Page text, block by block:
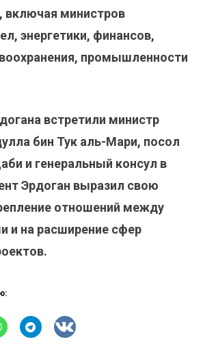
включая министров
энергетики, финансов,
промышленности
встретили министр
бин Тук аль-Мари, посол
и генеральный консул в
Эрдоган выразил свою
отношений между
и на расширение сфер